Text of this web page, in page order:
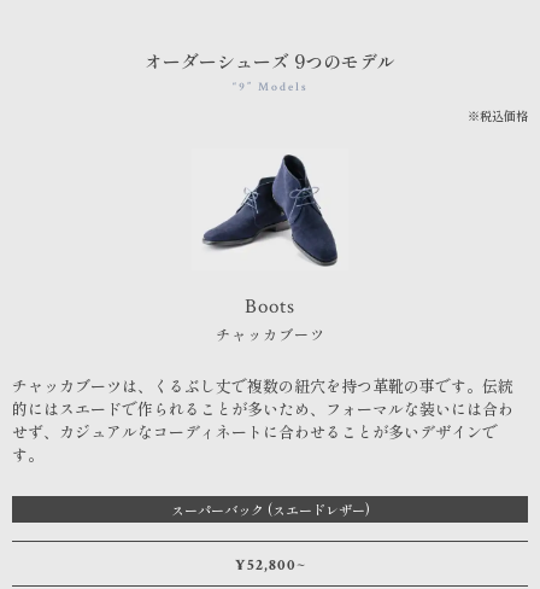
オーダーシューズ 9つのモデル
“9” Models
※税込価格
チャッカブーツ
Boots
チャッカブーツは、くるぶし丈で複数の紐穴を持つ革靴の事です。伝統
的にはスエードで作られることが多いため、フォーマルな装いには合わ
せず、カジュアルなコーディネートに合わせることが多いデザインで
す。
スーパーバック (スエードレザー)
¥52,800~